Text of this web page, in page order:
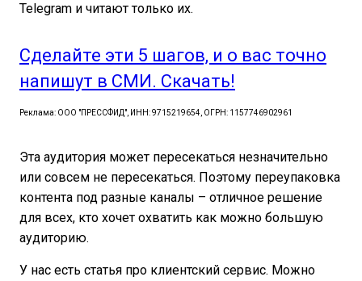
Telegram и читают только их.
Сделайте эти 5 шагов, и о вас точно
напишут в СМИ. Скачать!
Реклама: ООО "ПРЕССФИД", ИНН: 9715219654, ОГРН: 1157746902961
Эта аудитория может пересекаться незначительно
или совсем не пересекаться. Поэтому переупаковка
контента под разные каналы – отличное решение
для всех, кто хочет охватить как можно большую
аудиторию.
У нас есть статья про клиентский сервис. Можно